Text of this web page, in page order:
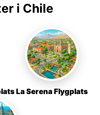
i Chile
La Serena Flygplats